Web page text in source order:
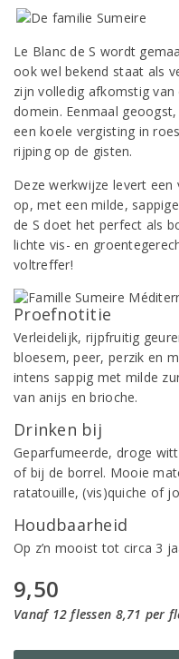
Le Blanc de S wordt
ook wel bekend staat als
zijn volledig afkomstig
domein. Eenmaal
een koele vergisting in
rijping op de gisten.
Deze werkwijze levert
op, met een milde,
de S doet het perfect als
lichte vis- en
voltreffer!
Proefnotitie
Verleidelijk, rijpfruitig
bloesem, peer, perzik en
intens sappig met milde
van anijs en brioche.
Drinken bij
Geparfumeerde, droge
of bij de borrel. Mooie
ratatouille, (vis)quiche of
Houdbaarheid
Op z’n mooist tot circa 3
9,50
Vanaf 12 flessen 8,71 per